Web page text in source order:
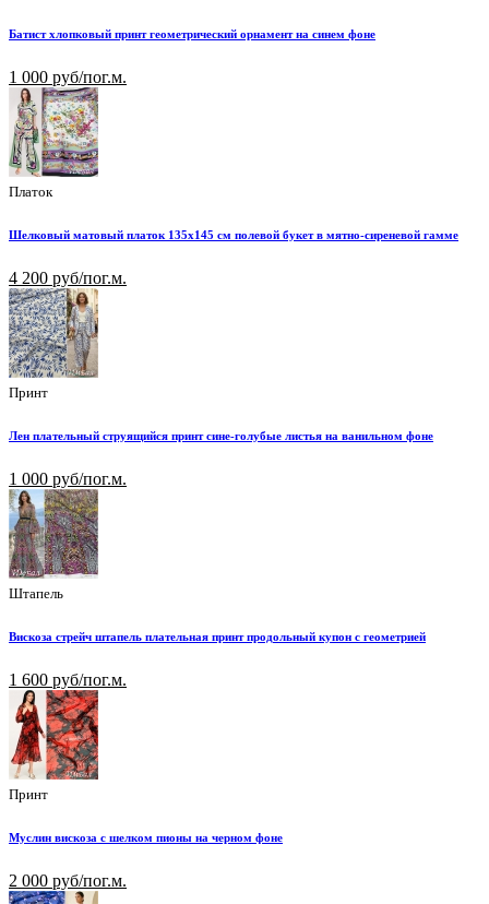
Батист хлопковый принт геометрический орнамент на синем фоне
1 000 руб/пог.м.
Платок
Шелковый матовый платок 135х145 см полевой букет в мятно-сиреневой гамме
4 200 руб/пог.м.
Принт
Лен плательный струящийся принт сине-голубые листья на ванильном фоне
1 000 руб/пог.м.
Штапель
Вискоза стрейч штапель плательная принт продольный купон с геометрией
1 600 руб/пог.м.
Принт
Муслин вискоза с шелком пионы на черном фоне
2 000 руб/пог.м.